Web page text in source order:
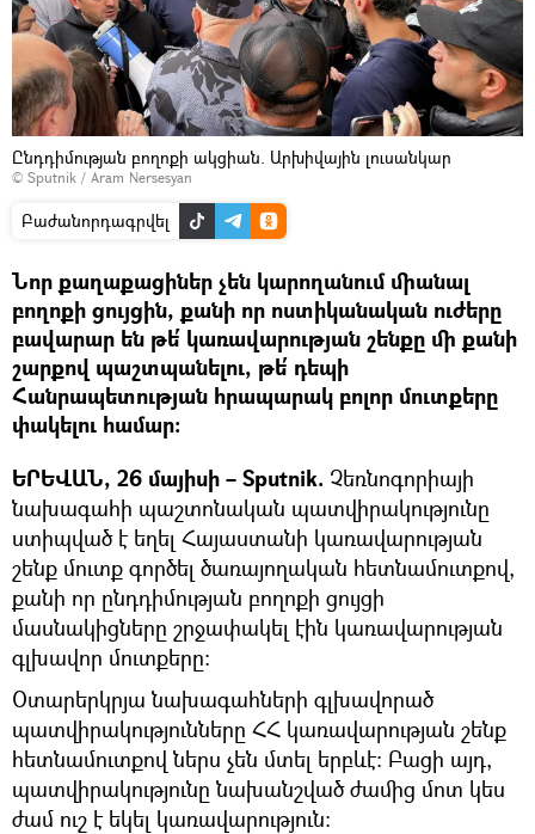
Ընդդիմության բողոքի ակցիան. Արխիվային լուսանկար
© Sputnik / Aram Nersesyan
Բաժանորդագրվել
Նոր քաղաքացիներ չեն կարողանում միանալ
բողոքի ցույցին, քանի որ ոստիկանական ուժերը
բավարար են թե՛ կառավարության շենքը մի քանի
շարքով պաշտպանելու, թե՛ դեպի
Հանրապետության հրապարակ բոլոր մուտքերը
փակելու համար։
ԵՐԵՎԱՆ, 26 մայիսի – Sputnik. Չեռնոգորիայի
նախագահի պաշտոնական պատվիրակությունը
ստիպված է եղել Հայաստանի կառավարության
շենք մուտք գործել ծառայողական հետնամուտքով,
քանի որ ընդդիմության բողոքի ցույցի
մասնակիցները շրջափակել էին կառավարության
գլխավոր մուտքերը։
Օտարերկրյա նախագահների գլխավորած
պատվիրակությունները ՀՀ կառավարության շենք
հետնամուտքով ներս չեն մտել երբևէ։ Բացի այդ,
պատվիրակությունը նախանշված ժամից մոտ կես
ժամ ուշ է եկել կառավարություն։